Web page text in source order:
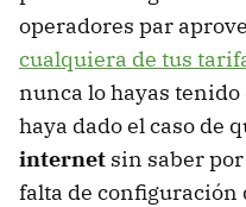
operadores par
cualquiera de tus
nunca lo hayas
haya dado el caso de
internet sin saber
falta de configuración